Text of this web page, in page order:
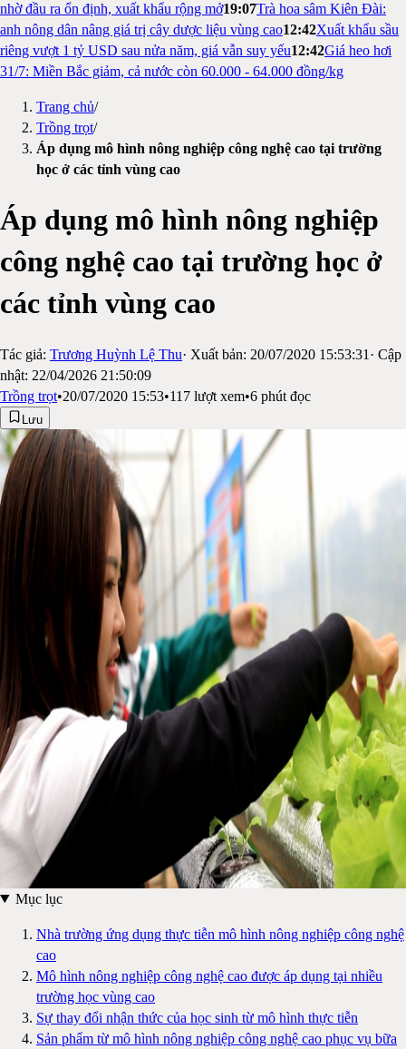
nhờ đầu ra ổn định, xuất khẩu rộng mở19:07Trà hoa sâm Kiên Đài:
anh nông dân nâng giá trị cây dược liệu vùng cao12:42Xuất khẩu sầu
riêng vượt 1 tỷ USD sau nửa năm, giá vẫn suy yếu12:42Giá heo hơi
31/7: Miền Bắc giảm, cả nước còn 60.000 - 64.000 đồng/kg
Trang chủ/
Trồng trọt/
Áp dụng mô hình nông nghiệp công nghệ cao tại trường
học ở các tỉnh vùng cao
Áp dụng mô hình nông nghiệp
công nghệ cao tại trường học ở
các tỉnh vùng cao
Tác giả: Trương Huỳnh Lệ Thu· Xuất bản: 20/07/2020 15:53:31 · Cập
nhật: 22/04/2026 21:50:09
Trồng trọt•20/07/2020 15:53•117 lượt xem•6 phút đọc
Lưu
Mục lục
Nhà trường ứng dụng thực tiễn mô hình nông nghiệp công nghệ
cao
Mô hình nông nghiệp công nghệ cao được áp dụng tại nhiều
trường học vùng cao
Sự thay đổi nhận thức của học sinh từ mô hình thực tiễn
Sản phẩm từ mô hình nông nghiệp công nghệ cao phục vụ bữa